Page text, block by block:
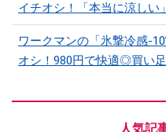
イチオシ！「本当に涼しい
ワークマンの「氷撃冷感-
オシ！980円で快適◎買い